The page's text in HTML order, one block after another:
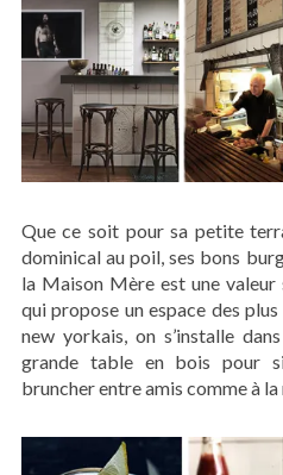
Que ce soit pour sa petite
dominical au poil, ses bons
la Maison Mère est une valeur
qui propose un espace des
new yorkais, on s’installe
grande table en bois pour
bruncher entre amis comme à la